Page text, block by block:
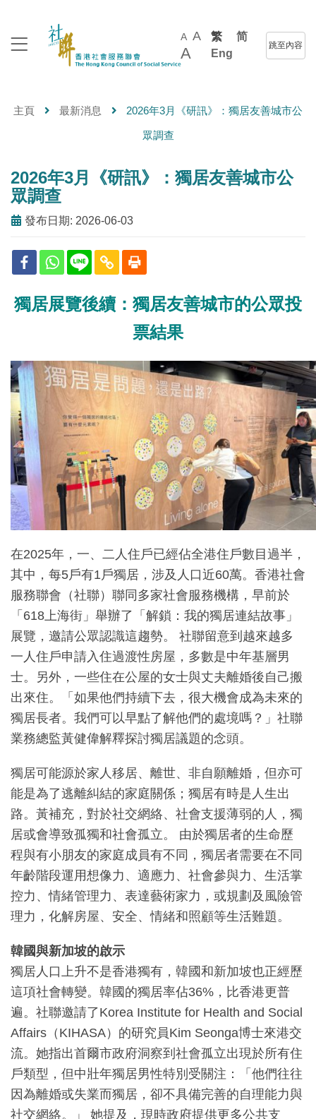
A A
A
繁
简
Eng
跳至內容
主頁 最新消息 2026年3月《研訊》：獨居友善城市公
眾調查
2026年3月《研訊》：獨居友善城市公
眾調查
發布日期: 2026-06-03
獨居展覽後續：獨居友善城市的公眾投
票結果
在2025年，一、二人住戶已經佔全港住戶數目過半，
其中，每5戶有1戶獨居，涉及人口近60萬。香港社會
服務聯會（社聯）聯同多家社會服務機構，早前於
「618上海街」舉辦了「解鎖：我的獨居連結故事」
展覽，邀請公眾認識這趨勢。 社聯留意到越來越多
一人住戶申請入住過渡性房屋，多數是中年基層男
士。另外，一些住在公屋的女士與丈夫離婚後自己搬
出來住。「如果他們持續下去，很大機會成為未來的
獨居長者。我們可以早點了解他們的處境嗎？」社聯
業務總監黃健偉解釋探討獨居議題的念頭。
獨居可能源於家人移居、離世、非自願離婚，但亦可
能是為了逃離糾結的家庭關係；獨居有時是人生出
路。黃補充，對於社交網絡、社會支援薄弱的人，獨
居或會導致孤獨和社會孤立。 由於獨居者的生命歷
程與有小朋友的家庭成員有不同，獨居者需要在不同
年齡階段運用想像力、適應力、社會參與力、生活掌
控力、情緒管理力、表達藝術家力，或規劃及風險管
理力，化解房屋、安全、情緒和照顧等生活難題。
韓國與新加坡的啟示
獨居人口上升不是香港獨有，韓國和新加坡也正經歷
這項社會轉變。韓國的獨居率佔36%，比香港更普
遍。社聯邀請了Korea Institute for Health and Social
Affairs（KIHASA）的研究員Kim Seonga博士來港交
流。她指出首爾市政府洞察到社會孤立出現於所有住
戶類型，但中壯年獨居男性特別受關注：「他們往往
因為離婚或失業而獨居，卻不具備完善的自理能力與
社交網絡。」 她提及，現時政府提供更多公共支